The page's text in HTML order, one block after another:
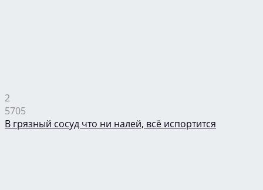
2
5705
В грязный сосуд что ни налей, всё испортится